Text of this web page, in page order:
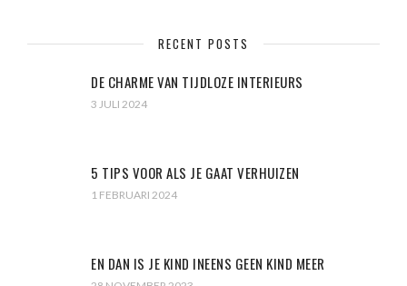
RECENT POSTS
DE CHARME VAN TIJDLOZE INTERIEURS
3 JULI 2024
5 TIPS VOOR ALS JE GAAT VERHUIZEN
1 FEBRUARI 2024
EN DAN IS JE KIND INEENS GEEN KIND MEER